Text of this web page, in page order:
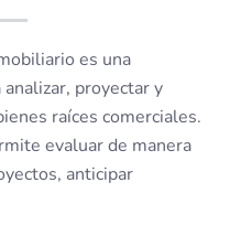
es una
proyectar y
raíces comerciales.
evaluar de manera
anticipar